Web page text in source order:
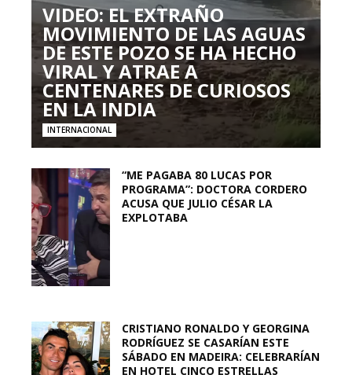
VIDEO: EL EXTRAÑO
MOVIMIENTO DE LAS AGUAS
DE ESTE POZO SE HA HECHO
VIRAL Y ATRAE A
CENTENARES DE CURIOSOS
EN LA INDIA
INTERNACIONAL
“ME PAGABA 80 LUCAS POR
PROGRAMA”: DOCTORA CORDERO
ACUSA QUE JULIO CÉSAR LA
EXPLOTABA
CRISTIANO RONALDO Y GEORGINA
RODRÍGUEZ SE CASARÍAN ESTE
SÁBADO EN MADEIRA: CELEBRARÍAN
EN HOTEL CINCO ESTRELLAS